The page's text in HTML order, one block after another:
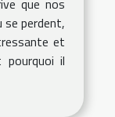
que nos
se perdent,
et
pourquoi il